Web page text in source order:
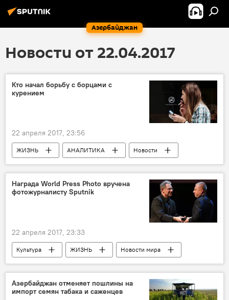
Азербайджан
Новости от 22.04.2017
Кто начал борьбу с борцами с
курением
22 апреля 2017, 23:56
ЖИЗНЬ АНАЛИТИКА
Новости
Новости мира
Дмитрий Косырев
Фрэнк Дэвис
Борьба с курением
блогер
Антитабачная кампания
Награда World Press Photo вручена
фотожурналисту Sputnik
22 апреля 2017, 23:33
Культура ЖИЗНЬ
Новости мира
Россия
Пресс-релизы
Амстердам
Валерий Мельников
World Press Photo
Премия
Награда вручение
Азербайджан отменяет пошлины на
импорт семян табака и саженцев